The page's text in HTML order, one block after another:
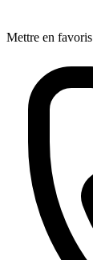
Mettre en favoris